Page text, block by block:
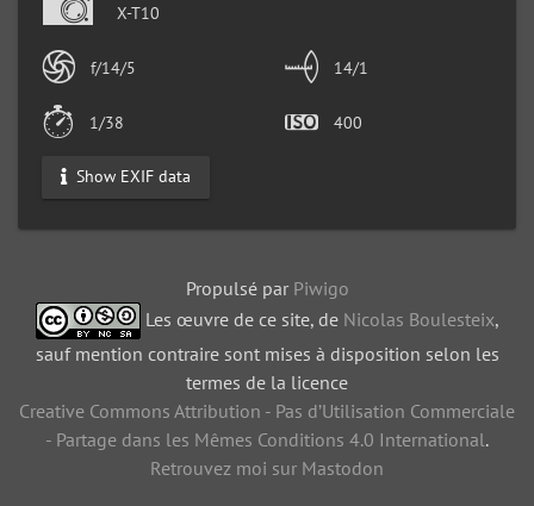
X-T10
f/14/5 14/1
1/38 400
Show EXIF data
Propulsé par Piwigo
Les œuvre de ce site, de Nicolas Boulesteix,
sauf mention contraire sont mises à disposition selon les
termes de la licence
Creative Commons Attribution - Pas d’Utilisation Commerciale
- Partage dans les Mêmes Conditions 4.0 International.
Retrouvez moi sur Mastodon